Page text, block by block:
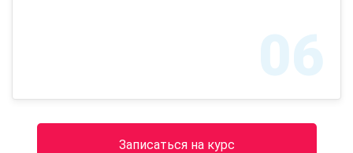
06
Записаться на курс